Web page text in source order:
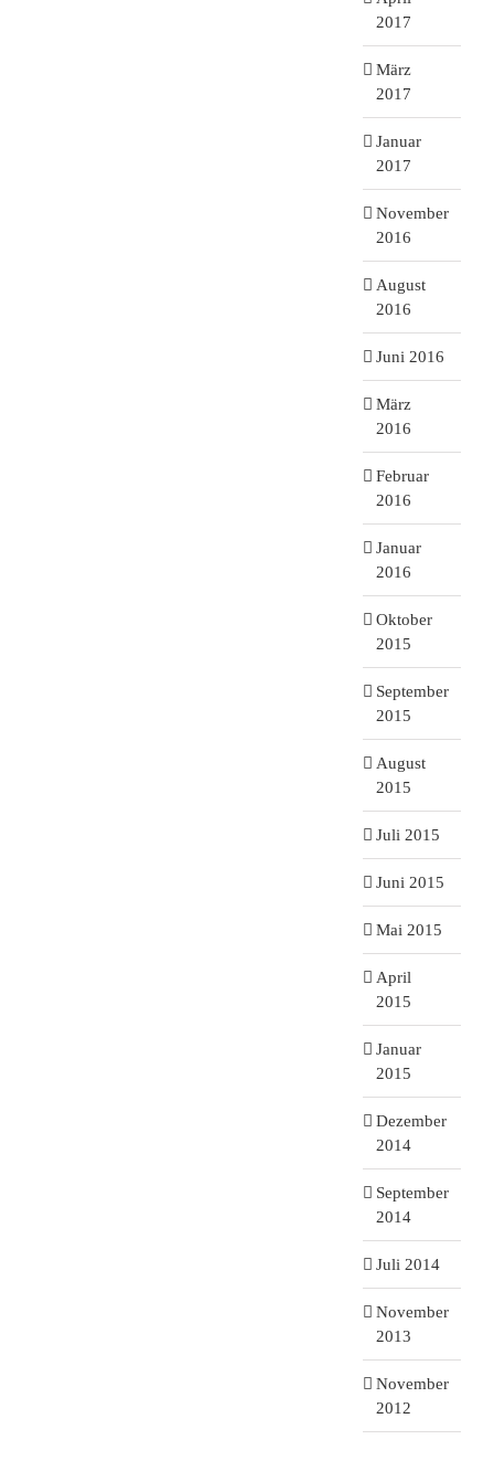
2017
März
2017
Januar
2017
November
2016
August
2016
Juni 2016
März
2016
Februar
2016
Januar
2016
Oktober
2015
September
2015
August
2015
Juli 2015
Juni 2015
Mai 2015
April
2015
Januar
2015
Dezember
2014
September
2014
Juli 2014
November
2013
November
2012